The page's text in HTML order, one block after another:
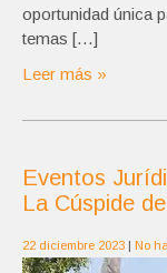
oportunidad única
temas […]
Leer más »
Eventos
La Cúspide
22 diciembre 2023 | No